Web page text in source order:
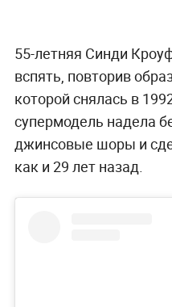
55-летняя Синди
вспять, повторив
которой снялась в
супермодель надела
джинсовые шоры и
как и 29 лет назад.